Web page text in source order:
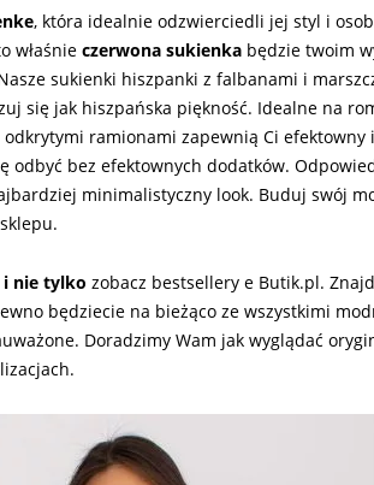
, która idealnie odzwierciedli jej styl i
właśnie czerwona sukienka będzie twoim
sukienki hiszpanki z falbanami i
się jak hiszpańska piękność. Idealne na
odkrytymi ramionami zapewnią Ci efektowny
odbyć bez efektownych dodatków.
minimalistyczny look. Buduj swój
i nie tylko zobacz bestsellery e Butik.pl.
będziecie na bieżąco ze wszystkimi
Doradzimy Wam jak wyglądać